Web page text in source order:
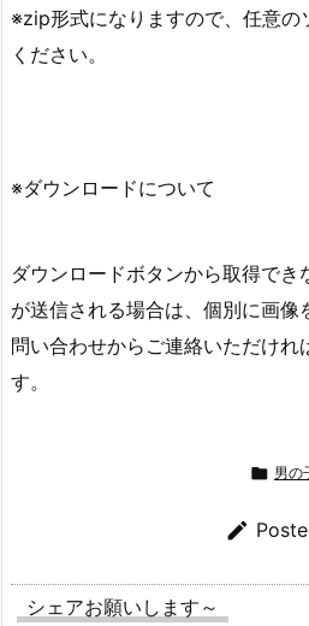
※zip形式になりますので、任意の
ください。
※ダウンロードについて
ダウンロードボタンから取得でき
が送信される場合は、個別に画像
問い合わせからご連絡いただけれ
す。
 男の

シェアお願いします～